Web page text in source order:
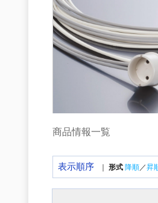
商品情報一覧
表示順序 ｜ 形式 降順 ／昇